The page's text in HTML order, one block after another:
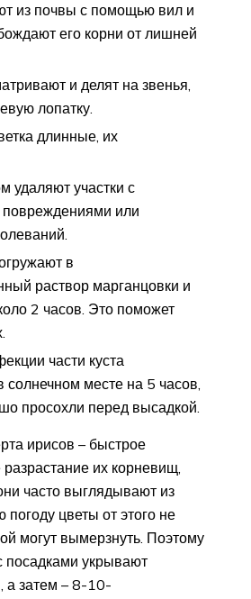
из почвы с помощью вил и
его корни от лишней
и делят на звенья,
лопатку.
длинные, их
удаляют участки с
или
в
раствор марганцовки и
2 часов. Это поможет
части куста
солнечном месте на 5 часов,
просохли перед высадкой.
ирисов – быстрое
разрастание их корневищ,
часто выглядывают из
погоду цветы от этого не
могут вымерзнуть. Поэтому
посадками укрывают
а затем – 8-10-